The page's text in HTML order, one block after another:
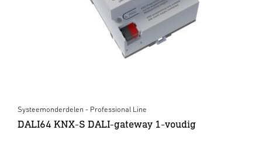
Systeemonderdelen - Professional Line
DALI64 KNX-S DALI-gateway 1-voudig